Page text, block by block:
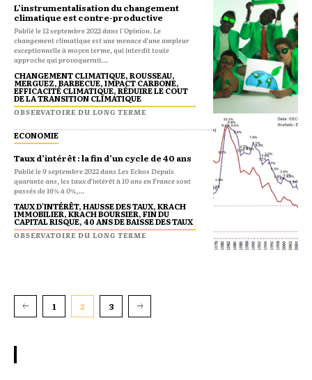
L’instrumentalisation du changement
climatique est contre-productive
Publié le 12 septembre 2022 dans l'Opinion. Le
changement climatique est une menace d’une ampleur
exceptionnelle à moyen terme, qui interdit toute
approche qui provoquerait...
CHANGEMENT CLIMATIQUE, ROUSSEAU,
MERGUEZ, BARBECUE, IMPACT CARBONE,
EFFICACITÉ CLIMATIQUE, RÉDUIRE LE COUT
DE LA TRANSITION CLIMATIQUE
OBSERVATOIRE DU LONG TERME
ECONOMIE
Taux d’intérêt : la fin d’un cycle de 40 ans
Publié le 9 septembre 2022 dans Les Echos Depuis
quarante ans, les taux d’intérêt à 10 ans en France sont
passés de 16% à 0%,...
TAUX D'INTÉRÊT, HAUSSE DES TAUX, KRACH
IMMOBILIER, KRACH BOURSIER, FIN DU
CAPITAL RISQUE, 40 ANS DE BAISSE DES TAUX
OBSERVATOIRE DU LONG TERME
1 2 3